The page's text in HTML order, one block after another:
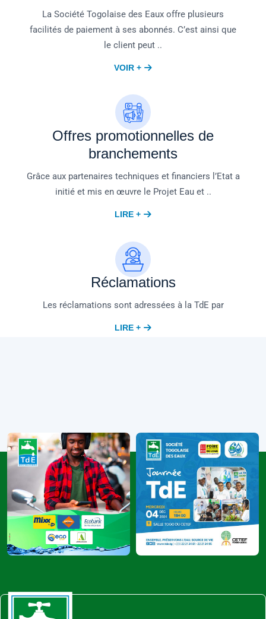
La Société Togolaise des Eaux offre plusieurs
facilités de paiement à ses abonnés. C’est ainsi que
le client peut ..
VOIR +
Offres promotionnelles de
branchements
Grâce aux partenaires techniques et financiers l’Etat a
initié et mis en œuvre le Projet Eau et ..
LIRE +
Réclamations
Les réclamations sont adressées à la TdE par
LIRE +